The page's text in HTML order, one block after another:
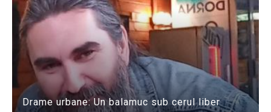
Drame urbane: Un balamuc sub cerul liber